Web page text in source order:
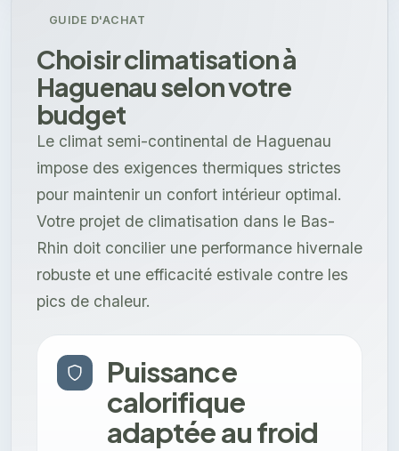
GUIDE D'ACHAT
Choisir climatisation à
Haguenau selon votre
budget
Le climat semi-continental de Haguenau
impose des exigences thermiques strictes
pour maintenir un confort intérieur optimal.
Votre projet de climatisation dans le Bas-
Rhin doit concilier une performance hivernale
robuste et une efficacité estivale contre les
pics de chaleur.
Puissance
calorifique
adaptée au froid